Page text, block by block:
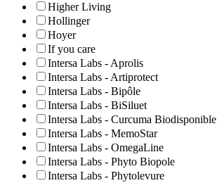
Higher Living
Hollinger
Hoyer
If you care
Intersa Labs - Aprolis
Intersa Labs - Artiprotect
Intersa Labs - Bipôle
Intersa Labs - BiSiluet
Intersa Labs - Curcuma Biodisponible
Intersa Labs - MemoStar
Intersa Labs - OmegaLine
Intersa Labs - Phyto Biopole
Intersa Labs - Phytolevure